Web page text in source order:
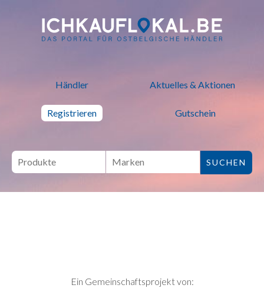
ich kauf lokal - Bei lokalen
Händler Aktuelles & Aktionen
Registrieren Gutschein
SEITENFUSSEin Gemeinschaftsprojekt von: